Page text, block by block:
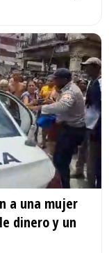
a una mujer
dinero y un